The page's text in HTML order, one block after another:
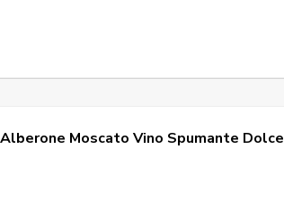
Moscato Vino Spumante Dolce